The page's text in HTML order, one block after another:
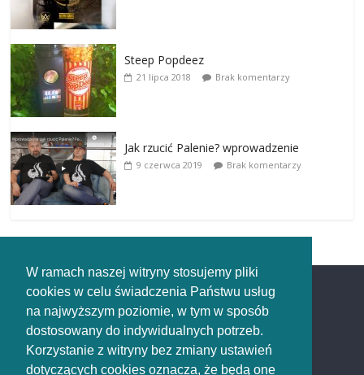
W ramach naszej witryny stosujemy pliki
cookies w celu świadczenia Państwu usług
na najwyższym poziomie, w tym w sposób
dostosowany do indywidualnych potrzeb.
Korzystanie z witryny bez zmiany ustawień
dotyczących cookies oznacza, że będą one
Steep Popdeez
21 lipca 2018 Brak komentarzy
Jak rzucić Palenie? wprowadzenie
9 czerwca 2019 Brak komentarzy
Redakcja
Redakcja
rozpaleni.pl